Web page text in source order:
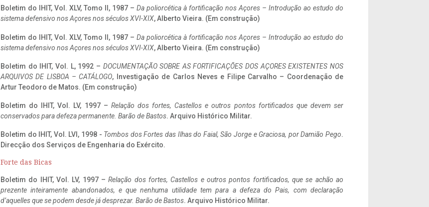
Boletim do IHIT, Vol. XLV, Tomo II, 1987 – Da poliorcética à fortificação nos Açores – Introdução ao estudo do
sistema defensivo nos Açores nos séculos XVI-XIX, Alberto Vieira. (Em construção)
Boletim do IHIT, Vol. XLV, Tomo II, 1987 – Da poliorcética à fortificação nos Açores – Introdução ao estudo do
sistema defensivo nos Açores nos séculos XVI-XIX, Alberto Vieira. (Em construção)
Boletim do IHIT, Vol. L, 1992 – DOCUMENTAÇÃO SOBRE AS FORTIFICAÇÕES DOS AÇORES EXISTENTES NOS
ARQUIVOS DE LISBOA – CATÁLOGO, Investigação de Carlos Neves e Filipe Carvalho – Coordenação de
Artur Teodoro de Matos. (Em construção)
Boletim do IHIT, Vol. LV, 1997 – Relação dos fortes, Castellos e outros pontos fortificados que devem ser
conservados para defeza permanente. Barão de Bastos. Arquivo Histórico Militar.
Boletim do IHIT, Vol. LVI, 1998 - Tombos dos Fortes das Ilhas do Faial, São Jorge e Graciosa, por Damião Pego.
Direcção dos Serviços de Engenharia do Exército.
Forte das Bicas
Boletim do IHIT, Vol. LV, 1997 –Relação dos fortes, Castellos e outros pontos fortificados, que se achão ao
prezente inteiramente abandonados, e que nenhuma utilidade tem para a defeza do Pais, com declaração
d’aquelles que se podem desde já desprezar. Barão de Bastos. Arquivo Histórico Militar.